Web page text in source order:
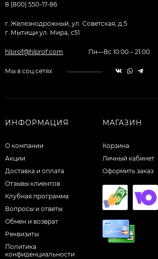
8 (800) 550-17-86
г. Железнодрожный, ул. Советская, д.5
г. Мытищи ул. Мира, с51
hlprof@hlprof.com Пн—Вс 10:00 – 21:00
Мы в соц.сетях
ИНФОРМАЦИЯ
О компании
Акции
Доставка и оплата
Отзывы клиентов
Клубная программа
Вопросы и ответы
Обмен и возврат
Реквизиты
Политика
конфиденциальности
МАГАЗИН
Корзина
Личный кабинет
Оформить заказ